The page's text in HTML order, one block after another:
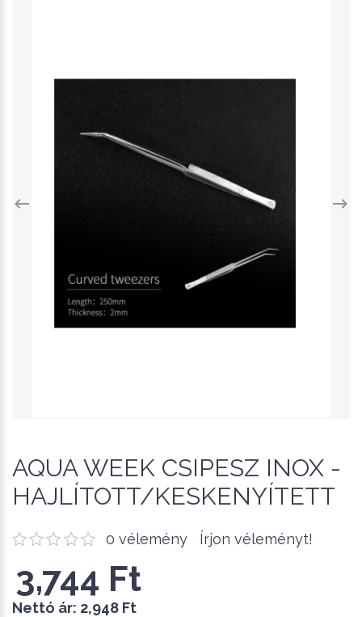
AQUA WEEK CSIPESZ INOX -
HAJLÍTOTT/KESKENYÍTETT
0 vélemény Írjon véleményt!
3,744 Ft
Nettó ár: 2,948 Ft